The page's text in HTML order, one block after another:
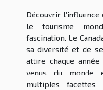
Découvrir
le tourisme
fascination. Le
sa diversité et de
attire chaque
venus du monde
multiples facettes